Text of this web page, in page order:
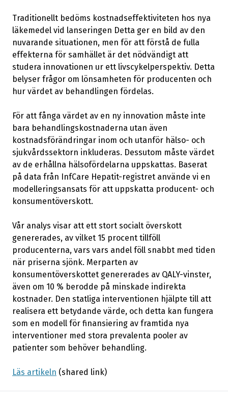
Traditionellt bedöms kostnadseffektiviteten hos nya
läkemedel vid lanseringen Detta ger en bild av den
nuvarande situationen, men för att förstå de fulla
effekterna för samhället är det nödvändigt att
studera innovationen ur ett livscykelperspektiv. Detta
belyser frågor om lönsamheten för producenten och
hur värdet av behandlingen fördelas.
För att fånga värdet av en ny innovation måste inte
bara behandlingskostnaderna utan även
kostnadsförändringar inom och utanför hälso- och
sjukvårdssektorn inkluderas. Dessutom måste värdet
av de erhållna hälsofördelarna uppskattas. Baserat
på data från InfCare Hepatit-registret använde vi en
modelleringsansats för att uppskatta producent- och
konsumentöverskott.
Vår analys visar att ett stort socialt överskott
genererades, av vilket 15 procent tillföll
producenterna, vars vars andel föll snabbt med tiden
när priserna sjönk. Merparten av
konsumentöverskottet genererades av QALY-vinster,
även om 10 % berodde på minskade indirekta
kostnader. Den statliga interventionen hjälpte till att
realisera ett betydande värde, och detta kan fungera
som en modell för finansiering av framtida nya
interventioner med stora prevalenta pooler av
patienter som behöver behandling.
Läs artikeln (shared link)